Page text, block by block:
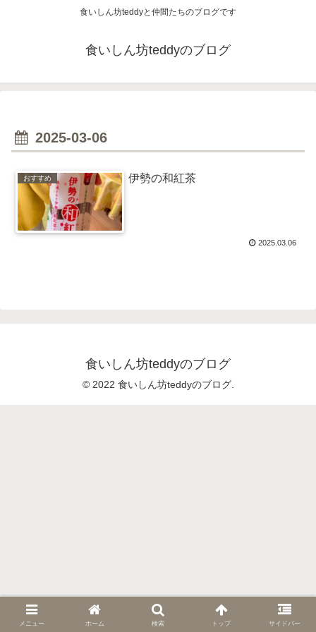
食いしん坊teddyと仲間たちのブログです
食いしん坊teddyのブログ
2025-03-06
おすすめ 伊勢の和紅茶
2025.03.06
食いしん坊teddyのブログ
© 2022 食いしん坊teddyのブログ.
メニュー ホーム 検索 トップ サイドバー